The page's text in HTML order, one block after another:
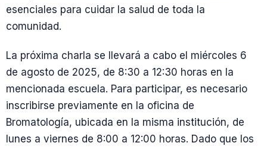
esenciales para cuidar la salud de toda la
comunidad.
La próxima charla se llevará a cabo el miércoles 6
de agosto de 2025, de 8:30 a 12:30 horas en la
mencionada escuela. Para participar, es necesario
inscribirse previamente en la oficina de
Bromatología, ubicada en la misma institución, de
lunes a viernes de 8:00 a 12:00 horas. Dado que los